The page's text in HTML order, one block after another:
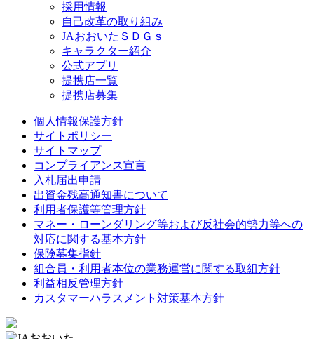
採用情報
自己改革の取り組み
JAおおいたＳＤＧｓ
キャラクター紹介
公式アプリ
提携店一覧
提携店募集
個人情報保護方針
サイトポリシー
サイトマップ
コンプライアンス宣言
入札届出申請
出資金残高通知書について
利用者保護等管理方針
マネー・ローンダリング等および反社会的勢力等への
対応に関する基本方針
保険募集指針
組合員・利用者本位の業務運営に関する取組方針
利益相反管理方針
カスタマーハラスメント対策基本方針